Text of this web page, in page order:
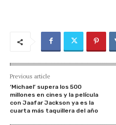
Previous article
‘Michael’ supera los 500
millones en cines y la película
con Jaafar Jackson ya es la
cuarta más taquillera del año